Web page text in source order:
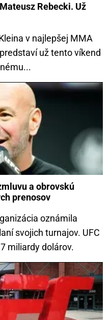
Rebecki. Už
v najlepšej MMA
už tento víkend
a obrovskú
prenosov
oznámila
svojich turnajov. UFC
miliardy dolárov.